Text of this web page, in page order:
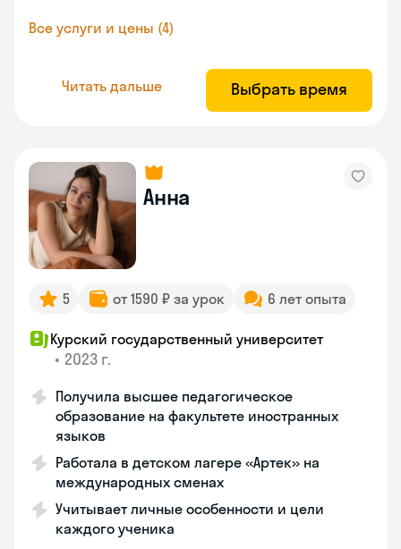
Все услуги и цены (4)
Читать дальше Выбрать время
Анна
5 от 1590 ₽ за урок 6 лет опыта
Курский государственный университет
• 2023 г.
Получила высшее педагогическое
образование на факультете иностранных
языков
Работала в детском лагере «Артек» на
международных сменах
Учитывает личные особенности и цели
каждого ученика